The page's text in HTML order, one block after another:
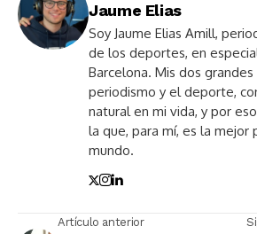
Jaume Elias
Soy Jaume Elias Amill,
de los deportes, en
Barcelona. Mis dos
periodismo y el deporte,
natural en mi vida, y por
la que, para mí, es la mejor
mundo.
Artículo anterior